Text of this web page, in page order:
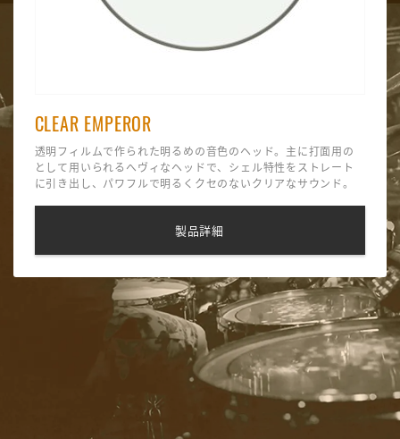
CLEAR EMPEROR
透明フィルムで作られた明るめの音色のヘッド。主に打面用の
として用いられるへヴィなヘッドで、シェル特性をストレート
に引き出し、パワフルで明るくクセのないクリアなサウンド。
●フリーフローティング２プライ・テクノロジー
製品詳細